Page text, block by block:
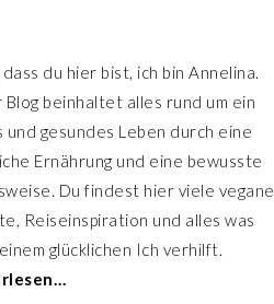
dass du hier bist, ich bin Annelina.
Blog beinhaltet alles rund um ein
und gesundes Leben durch eine
Ernährung und eine bewusste
Du findest hier viele vegane
Reiseinspiration und alles was
glücklichen Ich verhilft.